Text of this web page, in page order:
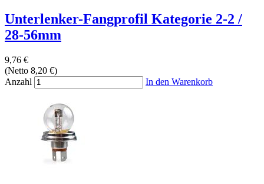
Unterlenker-Fangprofil Kategorie 2-2 /
28-56mm
9,76 €
(Netto 8,20 €)
Anzahl
In den Warenkorb